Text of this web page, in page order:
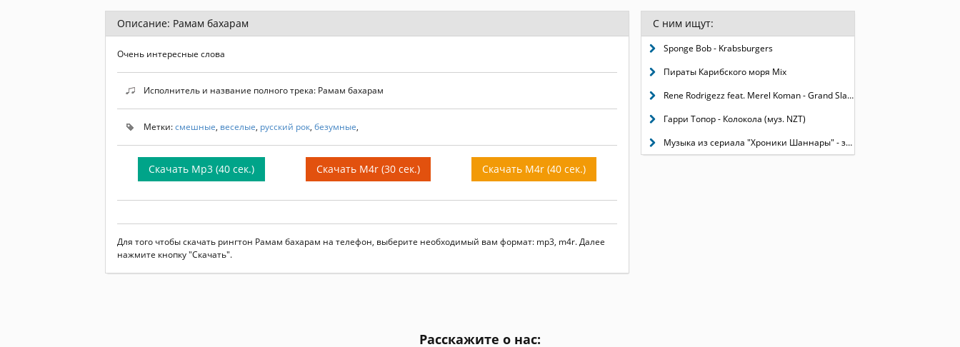
Описание: Рамам бахарам
Очень интересные слова
Исполнитель и название полного трека: Рамам бахарам
Метки:смешные, веселые, русский рок, безумные,
Скачать Mp3 (40 сек.) Скачать M4r (30 сек.) Скачать M4r (40 сек.)
Для того чтобы скачать рингтон Рамам бахарам на телефон, выберите необходимый вам формат: mp3, m4r. Далее
нажмите кнопку "Скачать".
С ним ищут:
Sponge Bob - Krabsburgers
Пираты Карибского моря Mix
Rene Rodrigezz feat. Merel Koman - Grand Slam
Гарри Топор - Колокола (муз. NZT)
Музыка из сериала "Хроники Шаннары" - заставка
Расскажите о нас: